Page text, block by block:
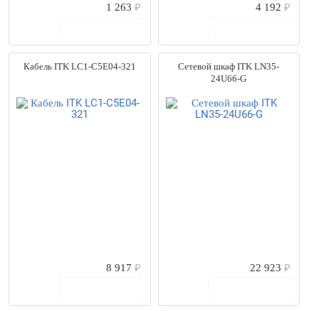
1 263₽ 4 192 ₽
Кабель ITK LC1-C5E04-321
8 917₽
Сетевой шкаф ITK LN35-
24U66-G
22 923 ₽